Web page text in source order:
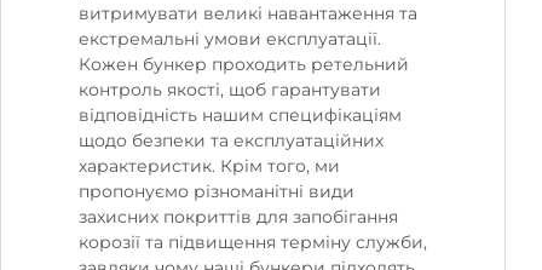
витримувати великі навантаження та
екстремальні умови експлуатації.
Кожен бункер проходить ретельний
контроль якості, щоб гарантувати
відповідність нашим специфікаціям
щодо безпеки та експлуатаційних
характеристик. Крім того, ми
пропонуємо різноманітні види
захисних покриттів для запобігання
корозії та підвищення терміну служби,